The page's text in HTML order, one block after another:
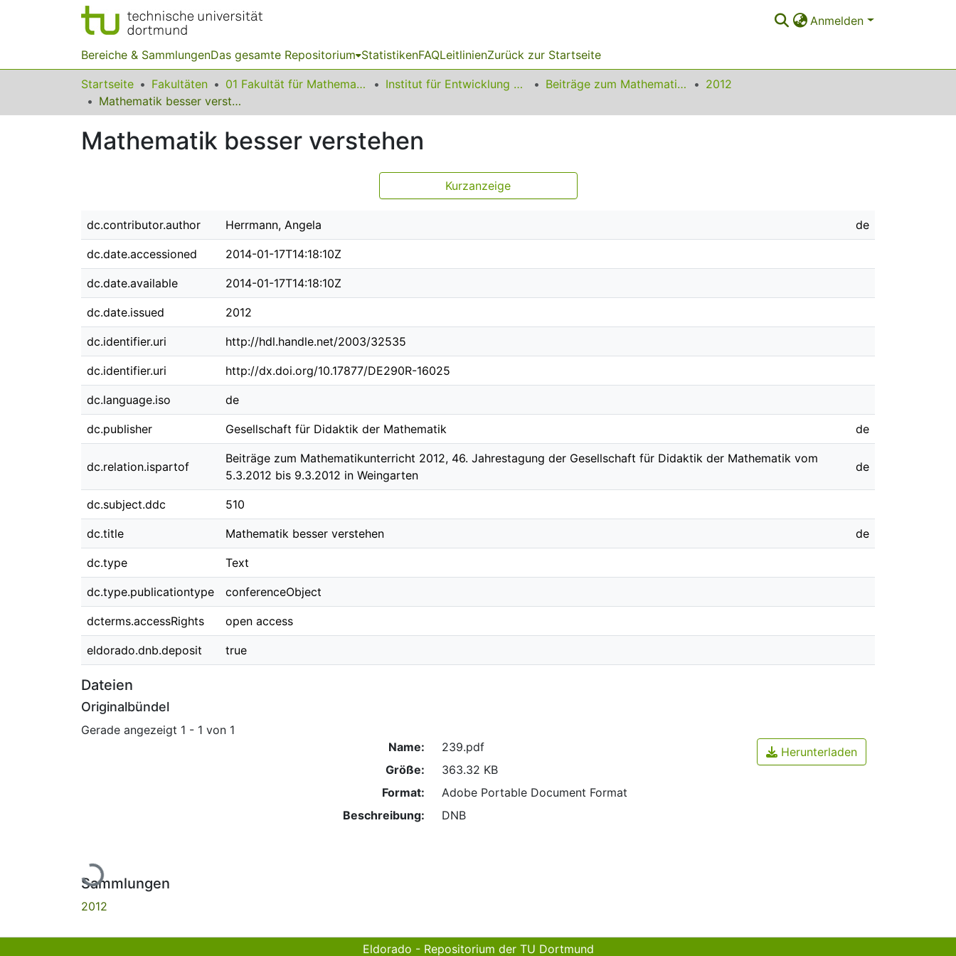
Anmelden
Bereiche & SammlungenDas gesamte Repositorium StatistikenFAQLeitlinienZurück zur Startseite
Startseite Fakultäten 01 Fakultät für Mathematik Institut für Entwicklung und Erforschung des Mathematikunterrichts Beiträge zum Mathematikunterricht
2012
Mathematik besser verstehen
Mathematik besser verstehen
Kurzanzeige
dc.contributor.author Herrmann, Angela de
dc.date.accessioned 2014-01-17T14:18:10Z
dc.date.available 2014-01-17T14:18:10Z
dc.date.issued 2012
dc.identifier.uri http://hdl.handle.net/2003/32535
dc.identifier.uri http://dx.doi.org/10.17877/DE290R-16025
dc.language.iso de
dc.publisher Gesellschaft für Didaktik der Mathematik de
dc.relation.ispartof
Beiträge zum Mathematikunterricht 2012, 46. Jahrestagung der Gesellschaft für Didaktik der Mathematik vom
5.3.2012 bis 9.3.2012 in Weingarten
de
dc.subject.ddc 510
dc.title Mathematik besser verstehen de
dc.type Text
dc.type.publicationtype conferenceObject
dcterms.accessRights open access
eldorado.dnb.deposit true
Dateien
Originalbündel
Gerade angezeigt 1 - 1 von 1
Lade...
Name:
239.pdf
Größe:
363.32 KB
Format:
Adobe Portable Document Format
Beschreibung:
DNB
Herunterladen
Sammlungen
2012
Eldorado - Repositorium der TU Dortmund